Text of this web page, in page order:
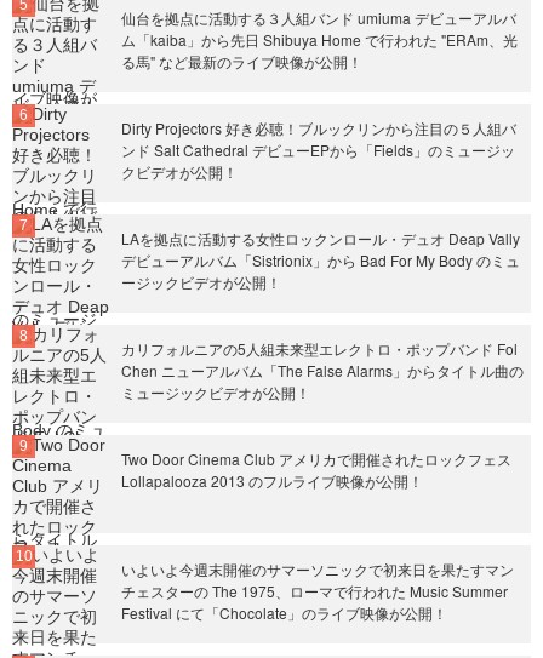
仙台を拠点に活動する３人組バンド umiuma デビューアルバ
ム「kaiba」から先日 Shibuya Home で行われた "ERAm、光
る馬" など最新のライブ映像が公開！
Dirty Projectors 好き必聴！ブルックリンから注目の５人組バ
ンド Salt Cathedral デビューEPから「Fields」のミュージッ
クビデオが公開！
LAを拠点に活動する女性ロックンロール・デュオ Deap Vally
デビューアルバム「Sistrionix」から Bad For My Body のミュ
ージックビデオが公開！
カリフォルニアの5人組未来型エレクトロ・ポップバンド Fol
Chen ニューアルバム「The False Alarms」からタイトル曲の
ミュージックビデオが公開！
Two Door Cinema Club アメリカで開催されたロックフェス
Lollapalooza 2013 のフルライブ映像が公開！
いよいよ今週末開催のサマーソニックで初来日を果たすマン
チェスターの The 1975、ローマで行われた Music Summer
Festival にて「Chocolate」のライブ映像が公開！